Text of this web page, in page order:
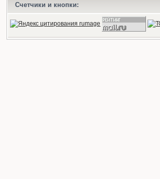
Счетчики и кнопки: